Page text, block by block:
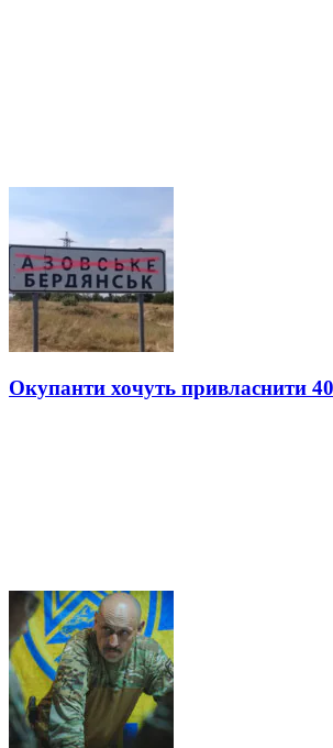
Окупанти хочуть привласнити